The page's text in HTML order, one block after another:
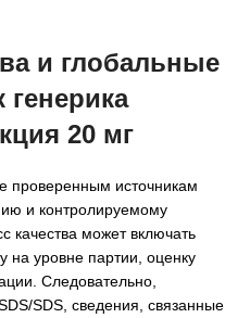
и глобальные
генерика
20 мг
проверенным источникам
и контролируемому
качества может включать
на уровне партии, оценку
Следовательно,
SDS, сведения, связанные